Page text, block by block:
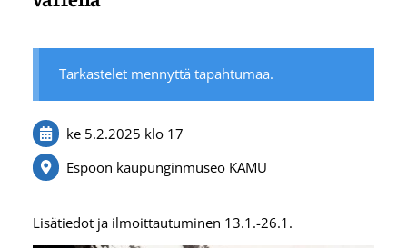
Tarkastelet mennyttä tapahtumaa.
ke 5.2.2025 klo 17
Espoon kaupunginmuseo KAMU
Lisätiedot ja ilmoittautuminen 13.1.-26.1.